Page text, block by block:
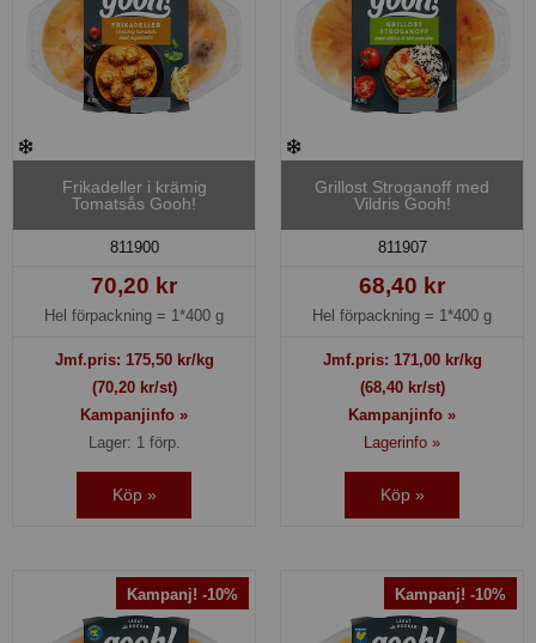
Frikadeller i krämig
Tomatsås Gooh!
811900
70,20 kr
Hel förpackning = 1*400 g
Jmf.pris: 175,50kr/kg
(70,20 kr/st)
Kampanjinfo »
Lager: 1 förp.
Köp »
Grillost Stroganoff med
Vildris Gooh!
811907
68,40 kr
Hel förpackning = 1*400 g
Jmf.pris: 171,00kr/kg
(68,40 kr/st)
Kampanjinfo »
Lagerinfo »
Köp »
Kampanj! -10% Kampanj! -10%